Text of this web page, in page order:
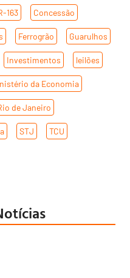
163 Concessão
Ferrogrão Guarulhos
Investimentos leilões
da Economia
de Janeiro
STJ TCU